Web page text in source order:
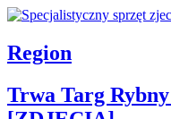
Region
Trwa Targ